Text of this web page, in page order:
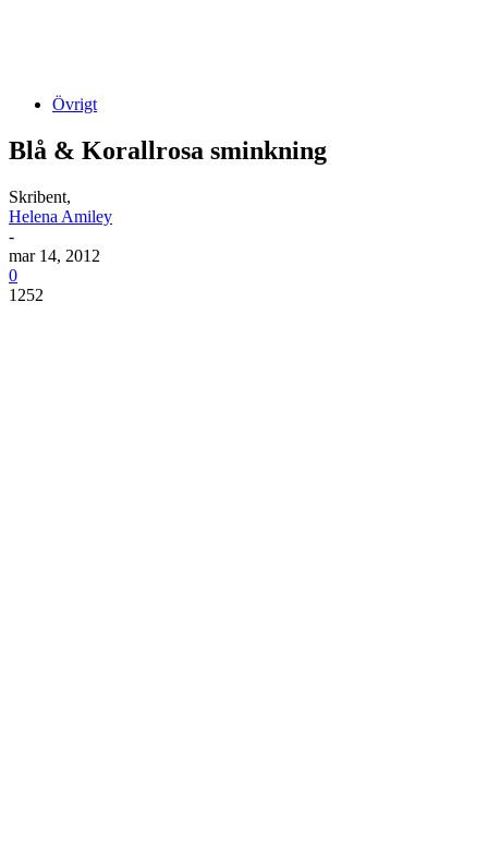
Övrigt
Blå & Korallrosa sminkning
Skribent,
Helena Amiley
-
mar 14, 2012
0
1252